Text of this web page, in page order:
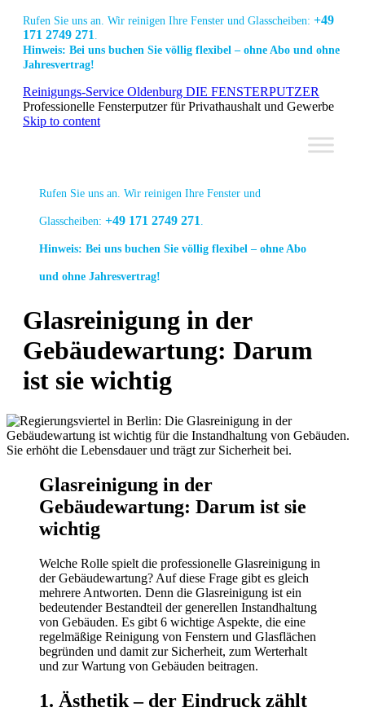
Rufen Sie uns an. Wir reinigen Ihre Fenster und Glasscheiben: +49
171 2749 271 .
Hinweis: Bei uns buchen Sie völlig flexibel – ohne Abo und ohne
Jahresvertrag!
Link
zur
Facebook
Link
zur
Linkedin
Link
zur
Instagram
Reinigungs-Service Oldenburg DIE FENSTERPUTZER
Professionelle Fensterputzer für Privathaushalt und Gewerbe
Skip to content
Rufen Sie uns an. Wir reinigen Ihre Fenster und
Glasscheiben: +49 171 2749 271 .
Hinweis: Bei uns buchen Sie völlig flexibel – ohne Abo
und ohne Jahresvertrag!
Link
zur
Facebook
Link
zur
Linkedin
Link
zur
Instagram
Glasreinigung in der
Gebäudewartung: Darum
ist sie wichtig
Glasreinigung in der
Gebäudewartung: Darum ist sie
wichtig
Welche Rolle spielt die professionelle Glasreinigung in
der Gebäudewartung? Auf diese Frage gibt es gleich
mehrere Antworten. Denn die Glasreinigung ist ein
bedeutender Bestandteil der generellen Instandhaltung
von Gebäuden. Es gibt 6 wichtige Aspekte, die eine
regelmäßige Reinigung von Fenstern und Glasflächen
begründen und damit zur Sicherheit, zum Werterhalt
und zur Wartung von Gebäuden beitragen.
1. Ästhetik – der Eindruck zählt